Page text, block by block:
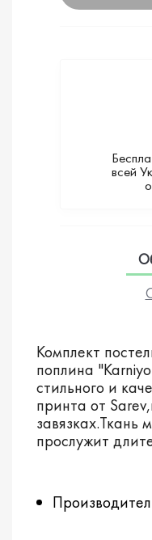
всей
Комплект
поплина
стильного и
принта от
завязках.Ткань
прослужит